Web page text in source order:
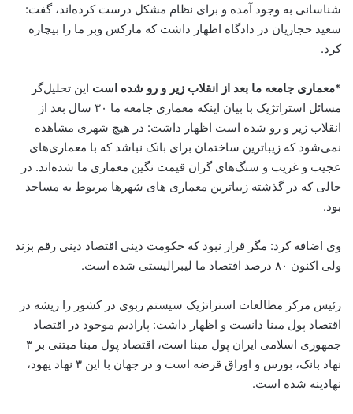
شناسانی به وجود آمده‌ و برای نظام مشکل درست کرده‌اند، گفت:
سعید حجاریان در دادگاه اظهار داشت که مارکس وبر ما را بیچاره
کرد.
*معماری جامعه ما بعد از انقلاب زیر و رو شده است این تحلیل‌گر
مسائل استراتژیک با بیان اینکه معماری جامعه ما ۳۰ سال بعد از
انقلاب زیر و رو شده است اظهار داشت: در هیچ شهری مشاهده
نمی‌شود که زیباترین ساختمان برای بانک نباشد که با معماری‌های
عجیب و غریب و سنگ‌های گران قیمت نگین معماری ما شده‌اند. در
حالی که در گذشته زیباترین معماری های شهرها مربوط به مساجد
بود.
وی اضافه کرد: مگر قرار نبود که حکومت دینی اقتصاد دینی رقم بزند
ولی اکنون ۸۰ درصد اقتصاد ما لیبرالیستی شده است.
رئیس مرکز مطالعات استراتژیک سیستم ربوی در کشور را ریشه در
اقتصاد پول مبنا دانست و ‌اظهار داشت: پارادیم موجود در اقتصاد
جمهوری اسلامی ایران پول مبنا است، اقتصاد پول مبنا مبتنی بر ۳
نهاد بانک، بورس و اوراق قرضه است و در جهان با این ۳ نهاد یهود،
نهادینه شده است.